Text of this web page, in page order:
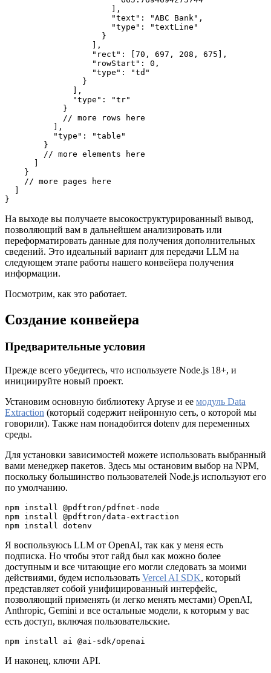
}
На выходе вы получаете высокоструктурированный вывод,
позволяющий вам в дальнейшем анализировать или
переформатировать данные для получения дополнительных
сведений. Это идеальный вариант для передачи LLM на
следующем этапе работы нашего конвейера получения
информации.
Посмотрим, как это работает.
Создание конвейера
Предварительные условия
Прежде всего убедитесь, что используете Node.js 18+, и
инициируйте новый проект.
Установим основную библиотеку Apryse и ее модуль Data
Extraction (который содержит нейронную сеть, о которой мы
говорили). Также нам понадобится dotenv для переменных
среды.
Для установки зависимостей можете использовать выбранный
вами менеджер пакетов. Здесь мы остановим выбор на NPM,
поскольку большинство пользователей Node.js используют его
по умолчанию.
npm install @pdftron/pdfnet-node
npm install @pdftron/data-extraction
npm install dotenv
Я воспользуюсь LLM от OpenAI, так как у меня есть
подписка. Но чтобы этот гайд был как можно более
доступным и все читающие его могли следовать за моими
действиями, будем использовать Vercel AI SDK, который
представляет собой унифицированный интерфейс,
позволяющий применять (и легко менять местами) OpenAI,
Anthropic, Gemini и все остальные модели, к которым у вас
есть доступ, включая пользовательские.
npm install ai @ai-sdk/openai
И наконец, ключи API.